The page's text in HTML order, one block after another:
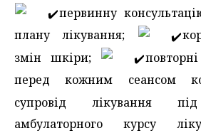
первинну
плану лікування;
змін шкіри;
перед кожним сеансом
супровід лікування
амбулаторного курсу